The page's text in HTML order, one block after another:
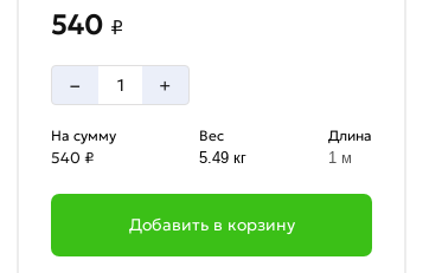
540 ₽
– +
На сумму
540 ₽
Вес
5.49 кг
Длина
1 м
Добавить в корзину